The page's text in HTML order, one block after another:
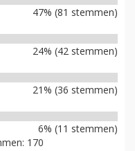
47% (81 stemmen)
24% (42 stemmen)
21% (36 stemmen)
6% (11 stemmen)
170